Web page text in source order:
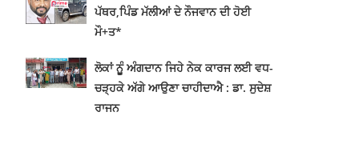
ਪੱਥਰ,ਪਿੰਡ ਮੱਲੀਆਂ ਦੇ ਨੌਜਵਾਨ ਦੀ ਹੋਈ
ਮੌ+ਤ*
ਲੋਕਾਂ ਨੂੂੰ ਅੰਗਦਾਨ ਜਿਹੇ ਨੇਕ ਕਾਰਜ ਲਈ ਵਧ-
ਚੜ੍ਹਕੇ ਅੱਗੇ ਆਉਣਾ ਚਾਹੀਦਾਐ : ਡਾ. ਸੁਦੇਸ਼
ਰਾਜਨ